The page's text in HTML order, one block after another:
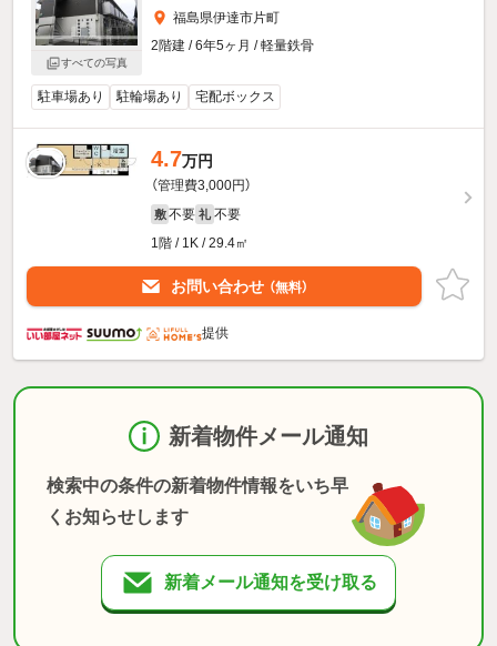
すべての写真
福島県伊達市片町
2階建 / 6年5ヶ月 / 軽量鉄骨
駐車場あり 駐輪場あり 宅配ボックス
4.7万円
（管理費3,000円）
敷 不要 礼 不要
1階 / 1K / 29.4㎡
お問い合わせ （無料）
提供
新着物件メール通知
検索中の条件の新着物件情報をいち早
くお知らせします
新着メール通知を受け取る